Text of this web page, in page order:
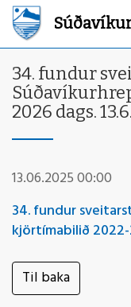
34. fundur
2026 dags.
13.06.2025 00:00
34. fundur
kjörtímabilið 2022-
Til baka